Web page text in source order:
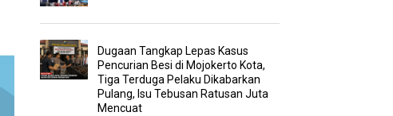
Dugaan Tangkap Lepas Kasus
Pencurian Besi di Mojokerto Kota,
Tiga Terduga Pelaku Dikabarkan
Pulang, Isu Tebusan Ratusan Juta
Mencuat